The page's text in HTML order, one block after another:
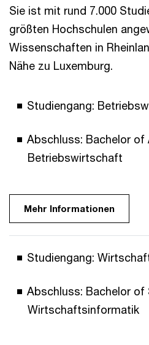
Sie ist mit rund 7.000
größten Hochschulen
Wissenschaften in
Nähe zu Luxemburg.
Studiengang:
Abschluss: Bachelor of
Betriebswirtschaft
Mehr Informationen
Studiengang:
Abschluss: Bachelor of
Wirtschaftsinformatik